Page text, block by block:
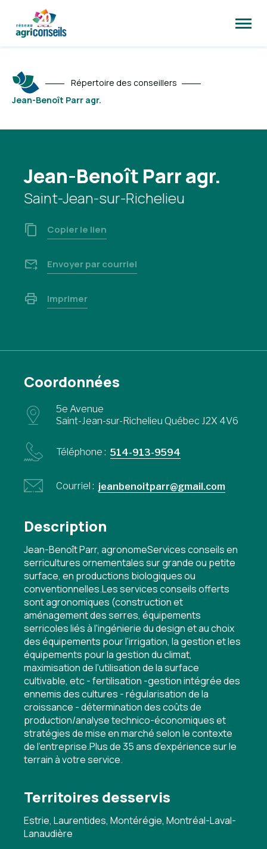
la
Répertoire des conseillers
Jean-Benoît Parr agr.
Jean-Benoît Parr agr.
Saint-Jean-sur-Richelieu
Copier le lien
Envoyer par courriel
Imprimer
Coordonnées
5e Avenue
Saint-Jean-sur-Richelieu Québec J2X 4V6
Téléphone : 514-913-9594
Courriel : jeanbenoitparr@gmail.com
Description
Jean-Benoît Parr, agronomeServices conseils en
serricultures ornementales sur grande ou petite
surface, en productions biologiques ou
conventionnelles.Les services conseils offerts
sont agronomiques (construction et
aménagement des serres, équipements
serricoles liés à l'ingénierie du design et au choix
des équipements pour l'irrigation, la gestion et les
équipements pour la gestion du climat,
maximisation de l'utilisation de la surface
cultivable, etc - fertilisation -gestion intégrée des
ennemis des cultures - régularisation de la
croissance - détermination des coûts de
production/analyse technico-économiques et
stratégies de mise en marché selon le contexte
de l'entreprise.Plus de 35 ans d'expérience sur le
terrain à votre service.
Territoires desservis
Estrie, Laurentides, Montérégie, Montréal-Laval-
Lanaudière